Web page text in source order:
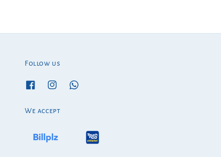
Follow us
We accept